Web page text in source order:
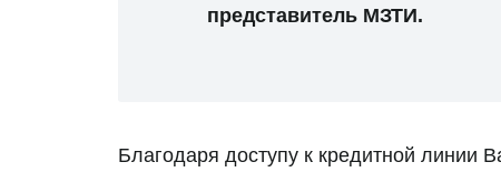
представитель МЗТИ.
Благодаря доступу к кредитной линии